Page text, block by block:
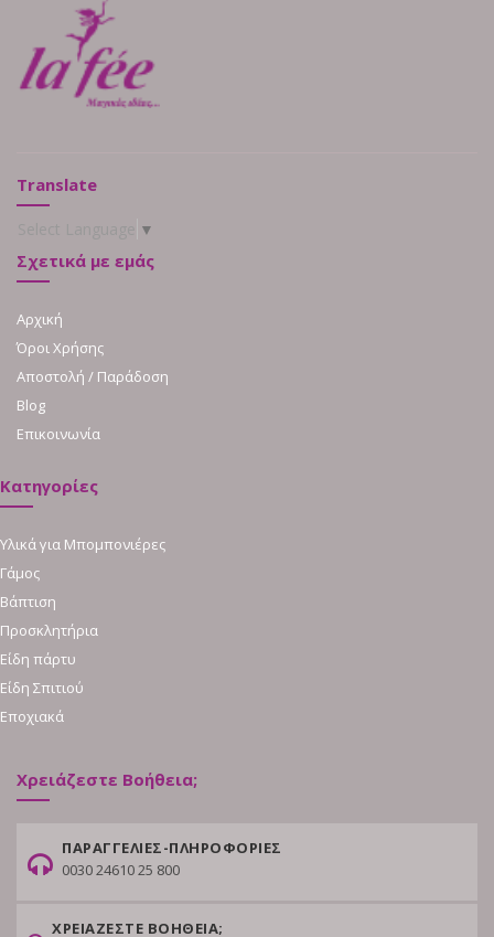
Translate
▼
Σχετικά με εμάς
Αρχική
Όροι Χρήσης
Αποστολή / Παράδοση
Blog
Επικοινωνία
Κατηγορίες
Υλικά για Μπομπονιέρες
Γάμος
Βάπτιση
Προσκλητήρια
Είδη πάρτυ
Είδη Σπιτιού
Εποχιακά
Χρειάζεστε Βοήθεια;
ΠΑΡΑΓΓΕΛΙΕΣ-ΠΛΗΡΟΦΟΡΙΕΣ
0030 24610 25 800
ΧΡΕΙΑΖΕΣΤΕ ΒΟΗΘΕΙΑ;